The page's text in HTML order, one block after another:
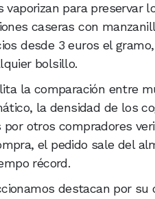
vaporizan para preservar
caseras con
desde 3 euros el
bolsillo.
la comparación entre
la densidad de los
por otros compradores
el pedido sale del
récord.
destacan por su